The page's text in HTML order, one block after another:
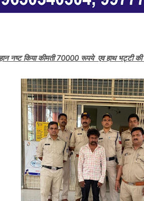
नष्ट किया कीमती 70000 रूपये एव हाथ भट्टी